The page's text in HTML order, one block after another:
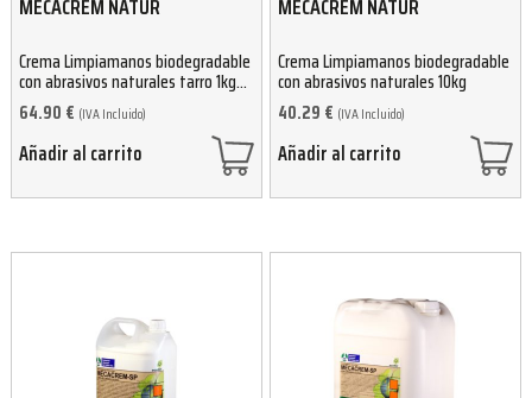
MECACREM NATUR
Crema Limpiamanos biodegradable
con abrasivos naturales tarro 1kg
(12 unidades)
64.90 € (IVA Incluido)
Añadir al carrito
MECACREM NATUR
Crema Limpiamanos biodegradable
con abrasivos naturales 10kg
40.29 € (IVA Incluido)
Añadir al carrito